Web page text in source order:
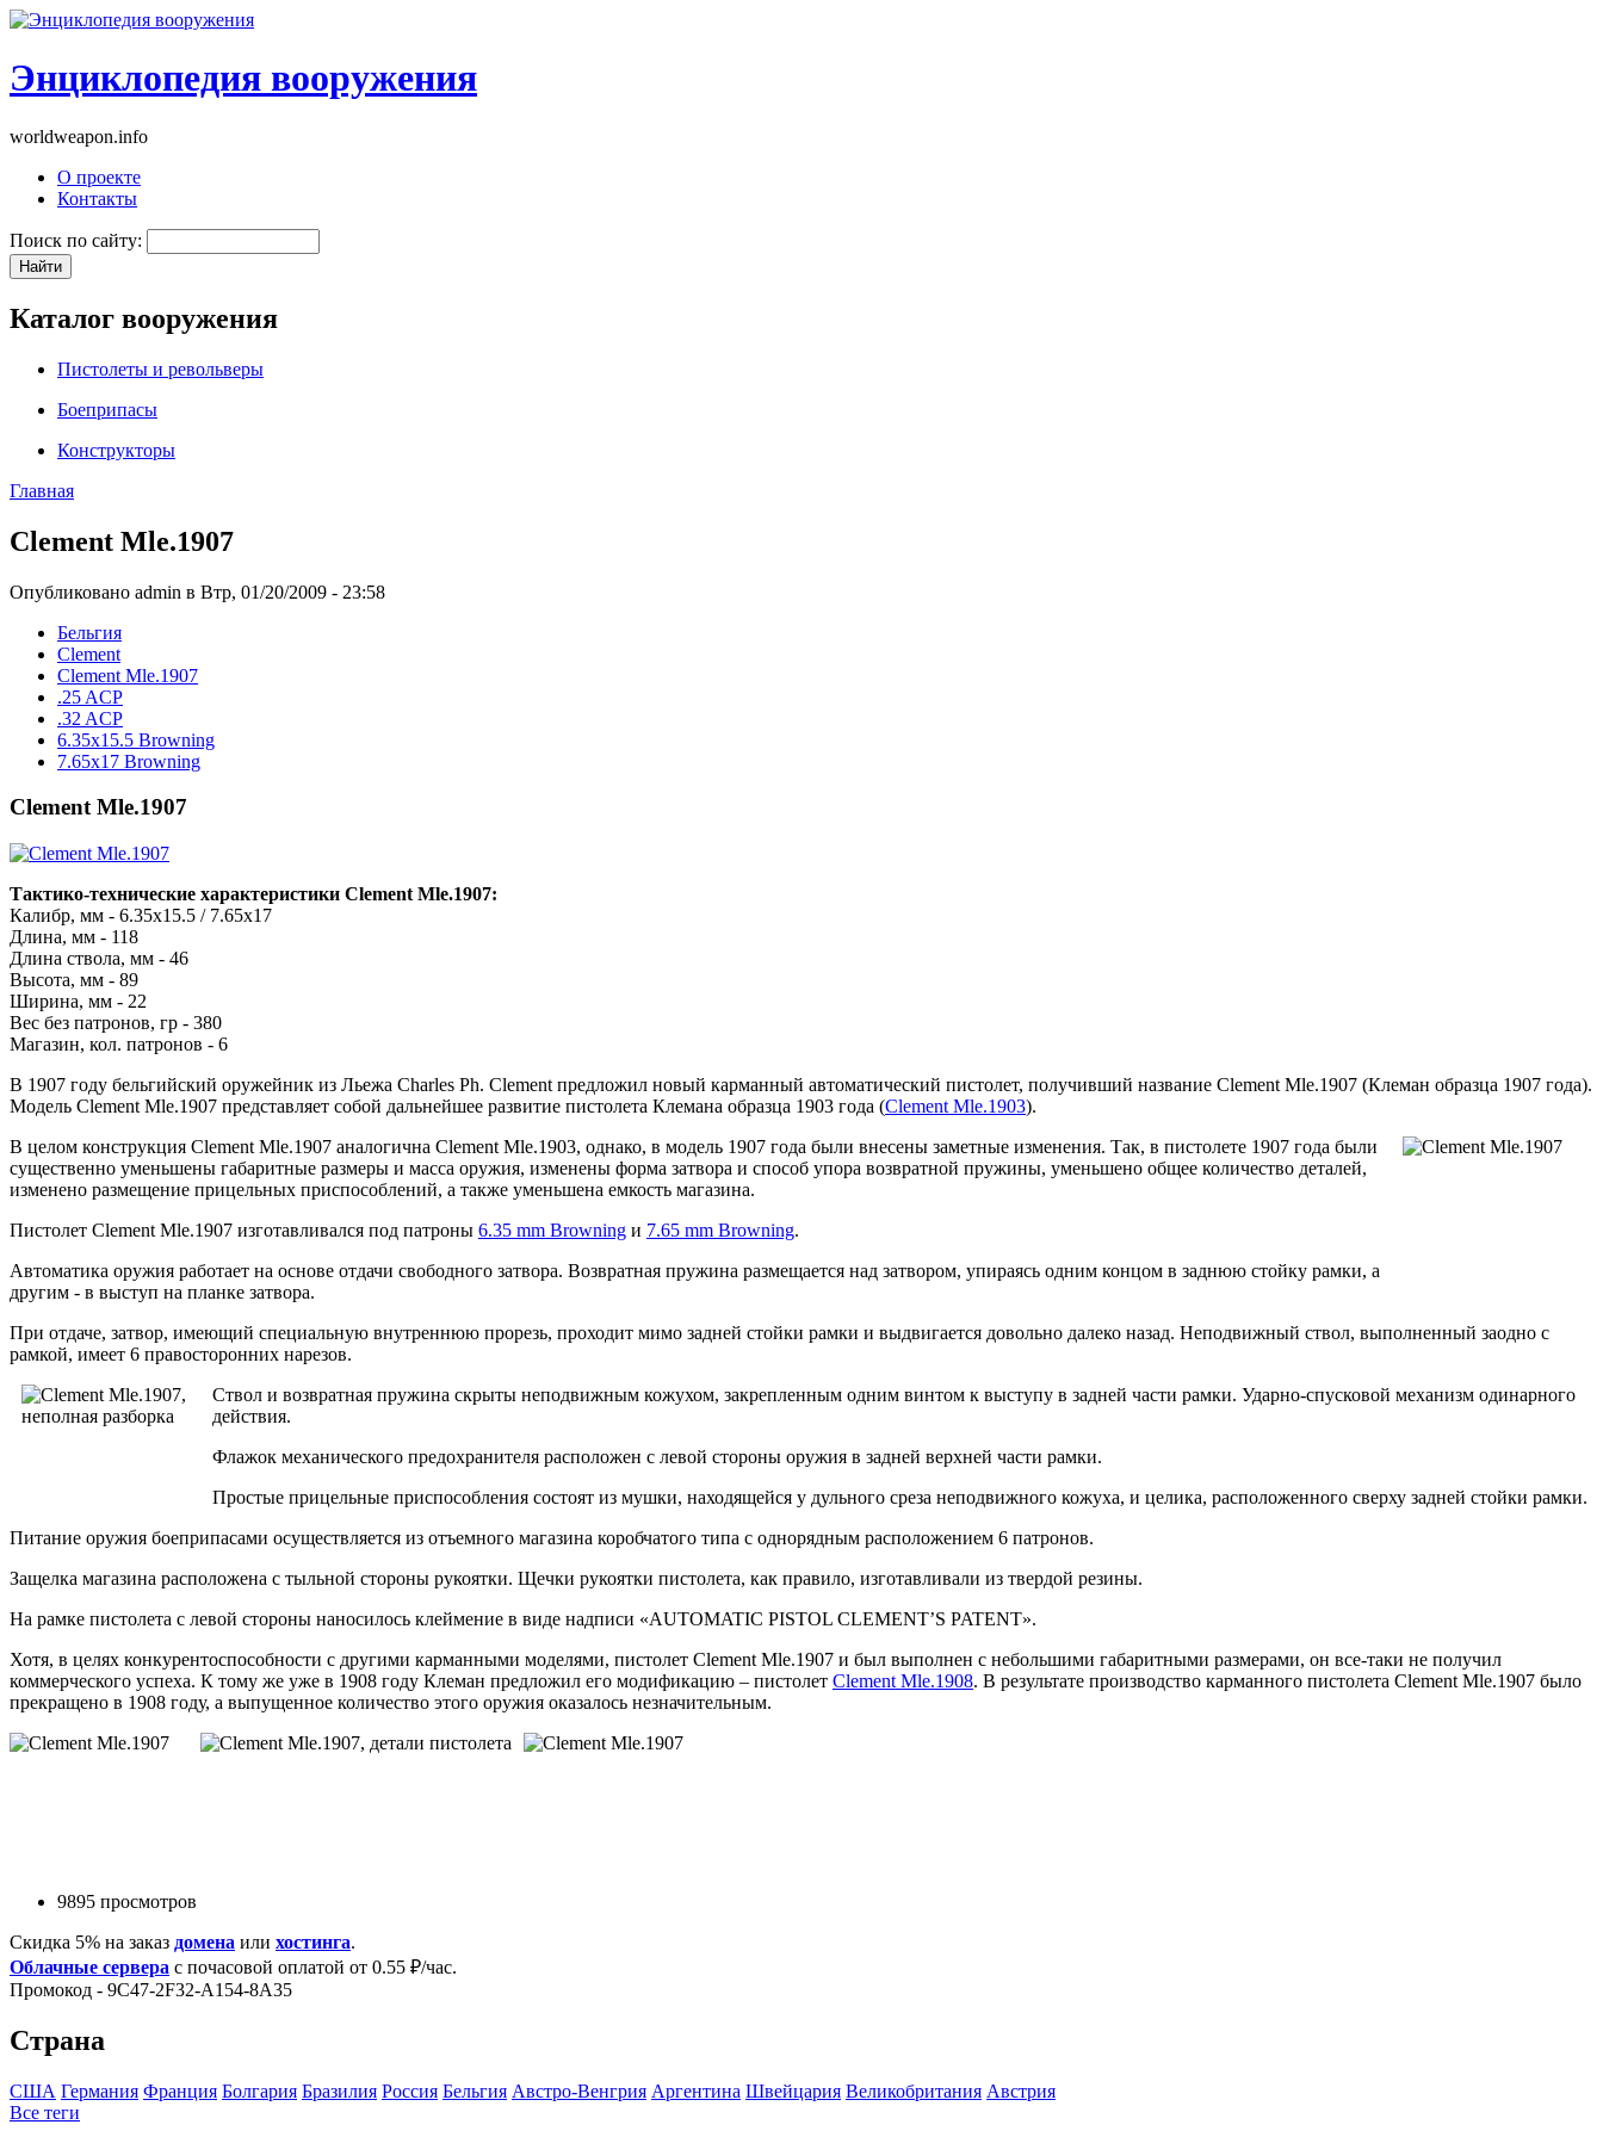
Энциклопедия вооружения
worldweapon.info
О проекте
Контакты
Поиск по сайту:
Каталог вооружения
Пистолеты и револьверы
Боеприпасы
Конструкторы
Главная
Clement Mle.1907
Опубликовано admin в Втр, 01/20/2009 - 23:58
Бельгия
Clement
Clement Mle.1907
.25 ACP
.32 ACP
6.35x15.5 Browning
7.65x17 Browning
Clement Mle.1907
Тактико-технические характеристики Clement Mle.1907:
Калибр, мм - 6.35х15.5 / 7.65х17
Длина, мм - 118
Длина ствола, мм - 46
Высота, мм - 89
Ширина, мм - 22
Вес без патронов, гр - 380
Магазин, кол. патронов - 6
В 1907 году бельгийский оружейник из Льежа Charles Ph. Clement предложил новый карманный автоматический пистолет, получивший название Clement Mle.1907 (Клеман образца 1907 года).
Модель Clement Mle.1907 представляет собой дальнейшее развитие пистолета Клемана образца 1903 года (Clement Mle.1903).
В целом конструкция Clement Mle.1907 аналогична Clement Mle.1903, однако, в модель 1907 года были внесены заметные изменения. Так, в пистолете 1907 года были
существенно уменьшены габаритные размеры и масса оружия, изменены форма затвора и способ упора возвратной пружины, уменьшено общее количество деталей,
изменено размещение прицельных приспособлений, а также уменьшена емкость магазина.
Пистолет Clement Mle.1907 изготавливался под патроны 6.35 mm Browning и 7.65 mm Browning.
Автоматика оружия работает на основе отдачи свободного затвора. Возвратная пружина размещается над затвором, упираясь одним концом в заднюю стойку рамки, а
другим - в выступ на планке затвора.
При отдаче, затвор, имеющий специальную внутреннюю прорезь, проходит мимо задней стойки рамки и выдвигается довольно далеко назад. Неподвижный ствол, выполненный заодно с
рамкой, имеет 6 правосторонних нарезов.
Ствол и возвратная пружина скрыты неподвижным кожухом, закрепленным одним винтом к выступу в задней части рамки. Ударно-спусковой механизм одинарного
действия.
Флажок механического предохранителя расположен с левой стороны оружия в задней верхней части рамки.
Простые прицельные приспособления состоят из мушки, находящейся у дульного среза неподвижного кожуха, и целика, расположенного сверху задней стойки рамки.
Питание оружия боеприпасами осуществляется из отъемного магазина коробчатого типа с однорядным расположением 6 патронов.
Защелка магазина расположена с тыльной стороны рукоятки. Щечки рукоятки пистолета, как правило, изготавливали из твердой резины.
На рамке пистолета с левой стороны наносилось клеймение в виде надписи «AUTOMATIC PISTOL CLEMENT’S PATENT».
Хотя, в целях конкурентоспособности с другими карманными моделями, пистолет Clement Mle.1907 и был выполнен с небольшими габаритными размерами, он все-таки не получил
коммерческого успеха. К тому же уже в 1908 году Клеман предложил его модификацию – пистолет Clement Mle.1908. В результате производство карманного пистолета Clement Mle.1907 было
прекращено в 1908 году, а выпущенное количество этого оружия оказалось незначительным.
9895 просмотров
Скидка 5% на заказ домена или хостинга.
Облачные сервера с почасовой оплатой от 0.55 ₽/час.
Промокод - 9C47-2F32-A154-8A35
Страна
США Германия Франция Болгария Бразилия Росcия Бельгия Австро-Венгрия Аргентина Швейцария Великобритания Австрия
Все теги